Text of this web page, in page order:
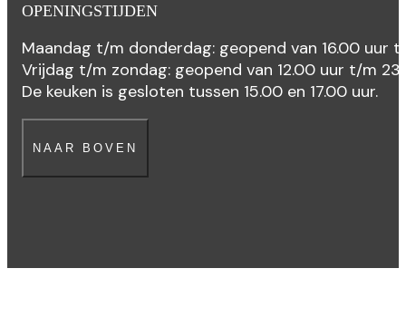
OPENINGSTIJDEN
Maandag t/m donderdag: geopend van 16.00 uur
Vrijdag t/m zondag: geopend van 12.00 uur t/m
De keuken is gesloten tussen 15.00 en 17.00 uur.
NAAR BOVEN